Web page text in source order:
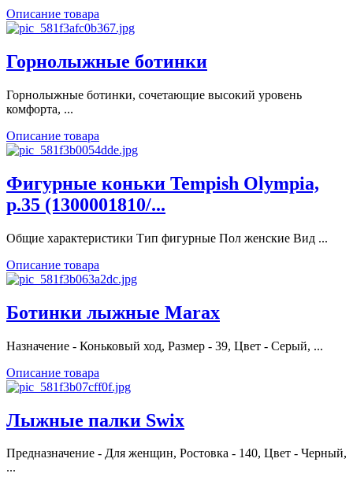
Описание товара
Горнолыжные ботинки
Горнолыжные ботинки, сочетающие высокий уровень
комфорта, ...
Описание товара
Фигурные коньки Tempish Olympia,
р.35 (1300001810/...
Общие характеристики Тип фигурные Пол женские Вид ...
Описание товара
Ботинки лыжные Marax
Назначение - Коньковый ход, Размер - 39, Цвет - Серый, ...
Описание товара
Лыжные палки Swix
Предназначение - Для женщин, Ростовка - 140, Цвет - Черный,
...